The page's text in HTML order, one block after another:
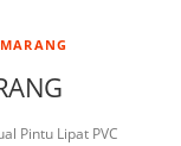
Pintu Lipat PVC